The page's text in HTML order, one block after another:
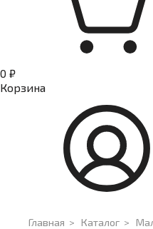
0 ₽
Корзина
Главная > Каталог >